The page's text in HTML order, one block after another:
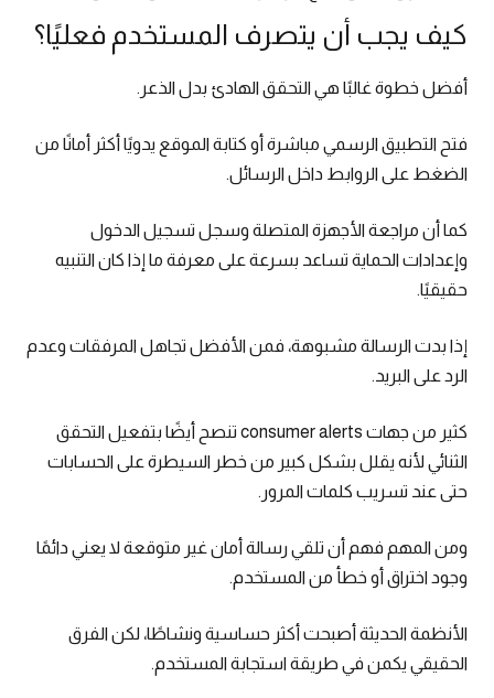
كيف يجب أن يتصرف المستخدم فعليًا؟
أفضل خطوة غالبًا هي التحقق الهادئ بدل الذعر.
فتح التطبيق الرسمي مباشرة أو كتابة الموقع يدويًا أكثر أمانًا من
الضغط على الروابط داخل الرسائل.
كما أن مراجعة الأجهزة المتصلة وسجل تسجيل الدخول
وإعدادات الحماية تساعد بسرعة على معرفة ما إذا كان التنبيه
حقيقيًا.
إذا بدت الرسالة مشبوهة، فمن الأفضل تجاهل المرفقات وعدم
الرد على البريد.
كثير من جهات consumer alerts تنصح أيضًا بتفعيل التحقق
الثنائي لأنه يقلل بشكل كبير من خطر السيطرة على الحسابات
حتى عند تسريب كلمات المرور.
ومن المهم فهم أن تلقي رسالة أمان غير متوقعة لا يعني دائمًا
وجود اختراق أو خطأ من المستخدم.
الأنظمة الحديثة أصبحت أكثر حساسية ونشاطًا، لكن الفرق
الحقيقي يكمن في طريقة استجابة المستخدم.